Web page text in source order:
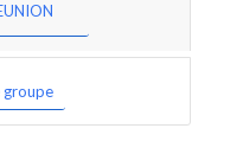
groupe